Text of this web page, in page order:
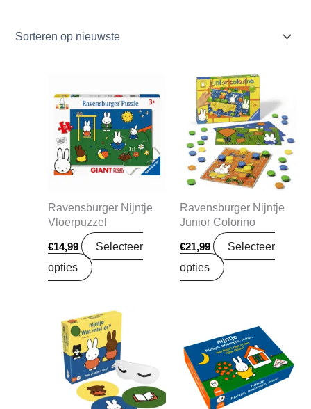
Ravensburger Nijntje
Vloerpuzzel
€14,99
Selecteer
opties
Ravensburger Nijntje
Junior Colorino
€21,99
Selecteer
opties